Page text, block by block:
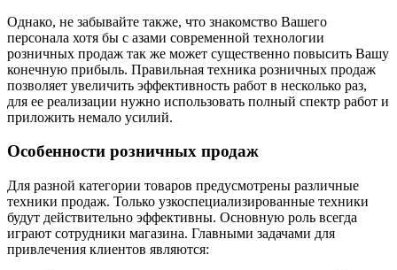
Однако, не забывайте также, что знакомство Вашего
персонала хотя бы с азами современной технологии
розничных продаж так же может существенно повысить Вашу
конечную прибыль. Правильная техника розничных продаж
позволяет увеличить эффективность работ в несколько раз,
для ее реализации нужно использовать полный спектр работ и
приложить немало усилий.
Особенности розничных продаж
Для разной категории товаров предусмотрены различные
техники продаж. Только узкоспециализированные техники
будут действительно эффективны. Основную роль всегда
играют сотрудники магазина. Главными задачами для
привлечения клиентов являются: